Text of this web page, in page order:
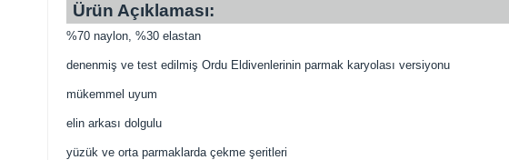
Ürün Açıklaması:
%70 naylon, %30 elastan
denenmiş ve test edilmiş Ordu Eldivenlerinin parmak karyolası versiyonu
mükemmel uyum
elin arkası dolgulu
yüzük ve orta parmaklarda çekme şeritleri